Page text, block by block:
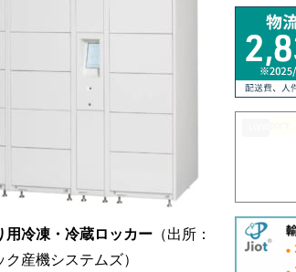
冷凍・冷蔵ロッカー （出所：
産機システムズ）